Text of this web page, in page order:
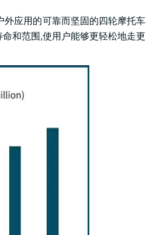
应用的可靠而坚固的四轮摩托车
和范围,使用户能够更轻松地走更